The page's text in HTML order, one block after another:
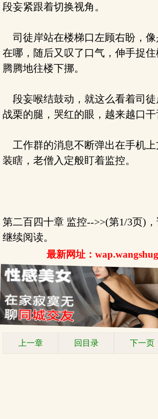
段妄紧跟着切换视角。
司徒岸站在楼梯口左顾右盼，像
在哪，随后又叹了口气，伸手捉
腾腾地往楼下挪。
段妄喉结鼓动，就这么看着司徒
战栗的腿，哭红的眼，越来越口干
工作群的消息不断弹出在手机上
装瞎，老僧入定般盯着监控。
第二百四十章 监控-->>(第1/3页)
继续阅读。
最新网址：
上一章 回目录 下一页